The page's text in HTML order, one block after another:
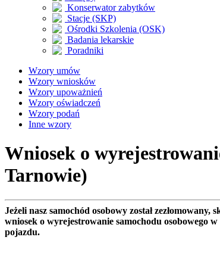
Konserwator zabytków
Stacje (SKP)
Ośrodki Szkolenia (OSK)
Badania lekarskie
Poradniki
Wzory umów
Wzory wniosków
Wzory upoważnień
Wzory oświadczeń
Wzory podań
Inne wzory
Wniosek o
Tarnowie)
Jeżeli nasz samochód osobowy został
wniosek o wyrejestrowanie samochodu osobowego w
pojazdu.